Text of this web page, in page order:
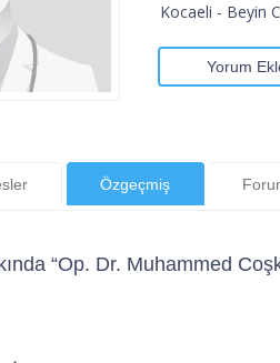
Kocaeli - Beyin
Yorum
Özgeçmiş
“Op. Dr. Muhammed